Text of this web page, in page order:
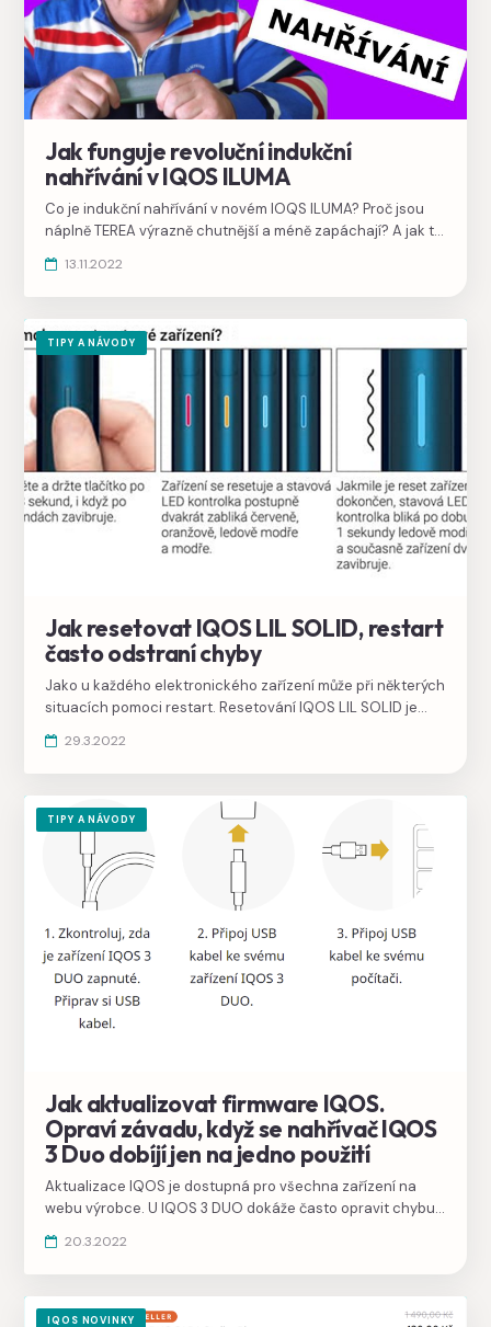
Jak funguje revoluční indukční
nahřívání v IQOS ILUMA
Co je indukční nahřívání v novém IOQS ILUMA? Proč jsou
náplně TEREA výrazně chutnější a méně zapáchají? A jak to
13.11.2022
TIPY A NÁVODY
Jak resetovat IQOS LIL SOLID, restart
často odstraní chyby
Jako u každého elektronického zařízení může při některých
situacích pomoci restart. Resetování IQOS LIL SOLID je
pro reset IQOS 3 DUO
29.3.2022
TIPY A NÁVODY
Jak aktualizovat firmware IQOS.
Opraví závadu, když se nahřívač IQOS
3 Duo dobíjí jen na jedno použití
Aktualizace IQOS je dostupná pro všechna zařízení na
webu výrobce. U IQOS 3 DUO dokáže často opravit chybu v
přestane nabíjet na dvě použití HEETS a pak svítí jen jedna
kontrolka.
20.3.2022
IQOS NOVINKY